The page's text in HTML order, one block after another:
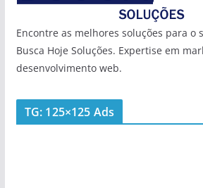
Encontre as melhores soluções para o
Busca Hoje Soluções. Expertise em
desenvolvimento web.
TG: 125×125 Ads